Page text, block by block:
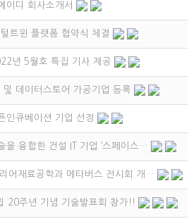
인사말
연혁
GALLERY
GALLERY
CUSTOMER
공지사항
이디 회사소개서
트윈 플랫폼 협약식 체결
년 5월호 특집 기사 제공
데이터스토어 가공기업 등록
인큐베이션 기업 선정
을 융합한 건설 IT 기업 ‘스페이스…
어재료공학과 메타버스 전시회 개…
20주년 기념 기술발표회 참가!!